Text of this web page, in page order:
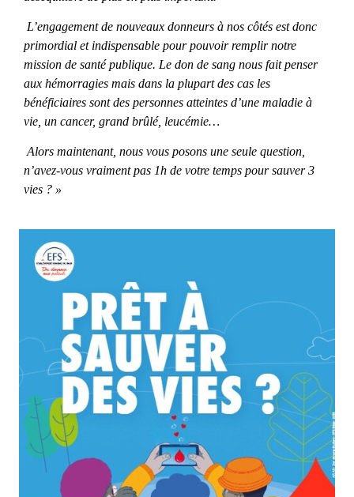
L’engagement de nouveaux donneurs à nos côtés est donc
primordial et indispensable pour pouvoir remplir notre
mission de santé publique. Le don de sang nous fait penser
aux hémorragies mais dans la plupart des cas les
bénéficiaires sont des personnes atteintes d’une maladie à
vie, un cancer, grand brûlé, leucémie…
Alors maintenant, nous vous posons une seule question,
n’avez-vous vraiment pas 1h de votre temps pour sauver 3
vies ? »